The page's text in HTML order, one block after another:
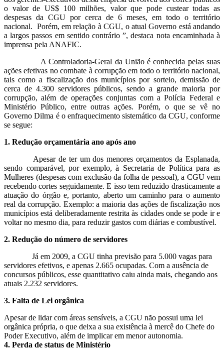
o valor de US$ 100 milhões, valor que pode custear todas as
despesas da CGU por cerca de 6 meses, em todo o território
nacional. Porém, em relação à CGU, o atual Governo está andando
a largos passos em sentido contrário ”, destaca nota encaminhada à
imprensa pela ANAFIC.
A Controladoria-Geral da União é conhecida pelas suas
ações efetivas no combate à corrupção em todo o território nacional,
tais como a fiscalização dos municípios por sorteio, demissão de
cerca de 4.300 servidores públicos, sendo a grande maioria por
corrupção, além de operações conjuntas com a Polícia Federal e
Ministério Público, entre outras ações. Porém, o que se vê no
Governo Dilma é o enfraquecimento sistemático da CGU, conforme
se segue:
1. Redução orçamentária ano após ano
Apesar de ter um dos menores orçamentos da Esplanada,
sendo comparável, por exemplo, à Secretaria de Política para as
Mulheres (despesas com exclusão da folha de pessoal), a CGU vem
recebendo cortes seguidamente. E isso tem reduzido drasticamente a
atuação do órgão e, portanto, aberto um caminho para o aumento
real da corrupção. Exemplo: a maioria das ações de fiscalização nos
municípios está deliberadamente restrita às cidades onde se pode ir e
voltar no mesmo dia, para reduzir gastos com diárias e combustível.
2. Redução do número de servidores
Já em 2009, a CGU tinha previsão para 5.000 vagas para
servidores efetivos, e apenas 2.665 ocupadas. Com a ausência de
concursos públicos, esse quantitativo caiu ainda mais, chegando aos
atuais 2.232 servidores.
3. Falta de Lei orgânica
Apesar de lidar com áreas sensíveis, a CGU não possui uma lei
orgânica própria, o que deixa a sua existência à mercê do Chefe do
Poder Executivo, além de implicar em menor autonomia.
4. Perda de status de Ministério